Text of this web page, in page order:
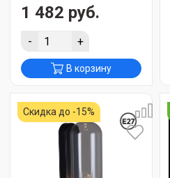
1 482 руб.
- +
В корзину
Скидка до -15%